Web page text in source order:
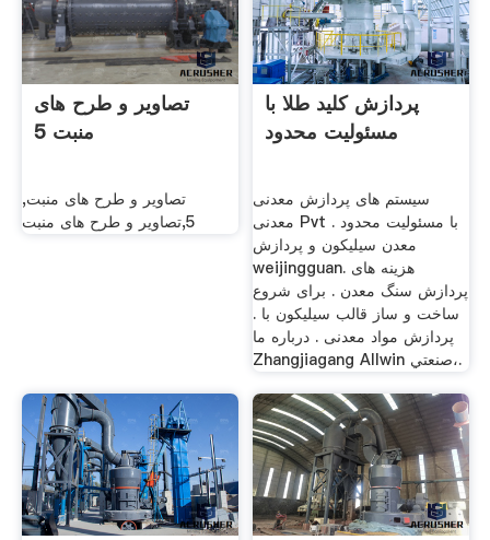
تصاویر و طرح های
منبت 5
,تصاویر و طرح های منبت
5,تصاویر و طرح های منبت
پردازش کلید طلا با
مسئولیت محدود
سیستم های پردازش معدنی
معدنی Pvt با مسئولیت محدود .
معدن سیلیکون و پردازش
weijingguan. هزینه های
پردازش سنگ معدن . برای شروع
ساخت و ساز قالب سیلیکون با .
پردازش مواد معدنی . درباره ما
Zhangjiagang Allwin صنعتي،.